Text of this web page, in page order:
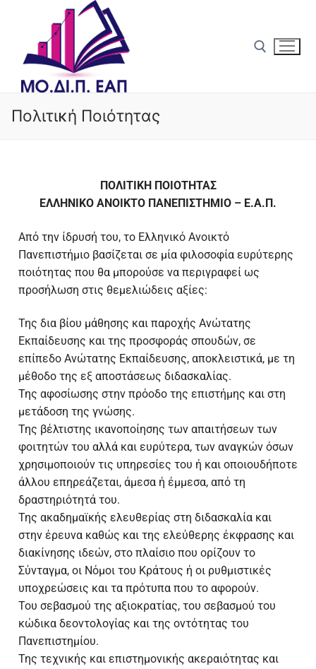
Αρμοδιότητες
Δομή & Στελέχωση
Προσωπικό
Θεσμικό Πλαίσιο
Απολογισμός Δράσης
Έργο ΕΣΠΑ ΜΟΔΙΠ (2021-2023)
Περιγραφή έργου
Πακέτα εργασίας έργου
Ολοκλήρωση Έργου
Πολιτική Ποιότητας Ε.Α.Π.
Στρατηγικός Σχεδιασμός 2026-2029
Εσωτερικό Σύστημα Διασφάλισης Ποιότητας
Εγχειρίδιο Ποιότητας ΕΣΔΠ
Προτάσεις για την ανάπτυξη του ΕΣΔΠ
Ηλεκτρονική φόρμα υποβολής πρότασης
Στατιστικά Στοιχεία
Προτάσεις προς υλοποίηση
Κανονισμοί Ε.Α.Π.
Ανακοινώσεις
Πιστοποίηση
Πιστοποίηση ΠΠΣ ΕΑΠ
Πιστοποίηση ΠΜΣ ΕΑΠ
Εσωτερική Αξιολόγηση
Εσωτερική Αξιολόγηση Ιδρύματος
Εσωτερική Αξιολόγηση Σχολών
Εσωτερική Αξιολόγηση Προγραμμάτων
Σπουδών
2024-25
2023-24
2022-23
2021-22
2020-21
Εσωτερική Αξιολόγηση ΚΕΔΙΒΙΜ
Εξωτερική Αξιολόγηση
Εξωτερική Αξιολόγηση Ιδρύματος
Εξωτερική Αξιολόγηση Σχολών
Εξωτερική Αξιολόγηση Προγραμμάτων Σπουδών
Ευρωπαϊκές και Διεθνείς Αξιολογήσεις
Ιδρυματική Αξιολόγηση E-xcellence 2025-2026
Πολιτική Ποιότητας
ΠΟΛΙΤΙΚΗ ΠΟΙΟΤΗΤΑΣ
ΕΛΛΗΝΙΚΟ ΑΝΟΙΚΤΟ ΠΑΝΕΠΙΣΤΗΜΙΟ – Ε.A.Π.
Από την ίδρυσή του, το Ελληνικό Ανοικτό
Πανεπιστήμιο βασίζεται σε μία φιλοσοφία ευρύτερης
ποιότητας που θα μπορούσε να περιγραφεί ως
προσήλωση στις θεμελιώδεις αξίες:
Της δια βίου μάθησης και παροχής Ανώτατης
Εκπαίδευσης και της προσφοράς σπουδών, σε
επίπεδο Ανώτατης Εκπαίδευσης, αποκλειστικά, με τη
μέθοδο της εξ αποστάσεως διδασκαλίας.
Της αφοσίωσης στην πρόοδο της επιστήμης και στη
μετάδοση της γνώσης.
Της βέλτιστης ικανοποίησης των απαιτήσεων των
φοιτητών του αλλά και ευρύτερα, των αναγκών όσων
χρησιμοποιούν τις υπηρεσίες του ή και οποιουδήποτε
άλλου επηρεάζεται, άμεσα ή έμμεσα, από τη
δραστηριότητά του.
Της ακαδημαϊκής ελευθερίας στη διδασκαλία και
στην έρευνα καθώς και της ελεύθερης έκφρασης και
διακίνησης ιδεών, στο πλαίσιο που ορίζουν το
Σύνταγμα, οι Νόμοι του Κράτους ή οι ρυθμιστικές
υποχρεώσεις και τα πρότυπα που το αφορούν.
Του σεβασμού της αξιοκρατίας, του σεβασμού του
κώδικα δεοντολογίας και της οντότητας του
Πανεπιστημίου.
Της τεχνικής και επιστημονικής ακεραιότητας και